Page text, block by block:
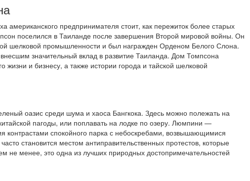
американского предпринимателя стоит, как пережиток более старых
поселился в Таиланде после завершения Второй мировой войны. Он
шелковой промышленности и был награжден Орденом Белого Слона.
значительный вклад в развитие Таиланда. Дом Томпсона
жизни и бизнесу, а также истории города и тайской шелковой
оазис среди шума и хаоса Бангкока. Здесь можно полежать на
пагоды, или поплавать на лодке по озеру. Люмпини —
контрастами спокойного парка с небоскребами, возвышающимися
становится местом антиправительственных протестов, которые
не менее, это одна из лучших природных достопримечательностей